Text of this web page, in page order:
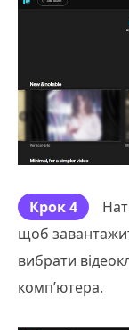
Крок 4
щоб
вибрати
комп’ютера.